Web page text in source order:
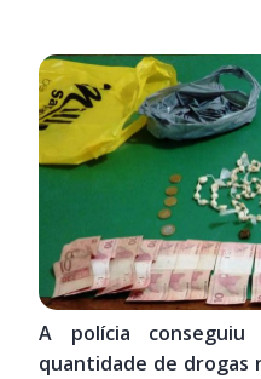
A polícia conseguiu
quantidade de drogas